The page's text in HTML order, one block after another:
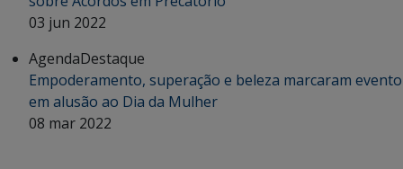
03 jun 2022
AgendaDestaque
Empoderamento, superação e beleza marcaram evento
em alusão ao Dia da Mulher
08 mar 2022